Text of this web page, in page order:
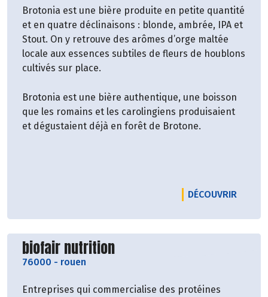
Brotonia est une bière produite en petite quantité
et en quatre déclinaisons : blonde, ambrée, IPA et
Stout. On y retrouve des arômes d’orge maltée
locale aux essences subtiles de fleurs de houblons
cultivés sur place.
Brotonia est une bière authentique, une boisson
que les romains et les carolingiens produisaient
et dégustaient déjà en forêt de Brotone.
DÉCOUVRIR
Découvrir le producteur
biofair nutrition
76000 - rouen
Entreprises qui commercialise des protéines